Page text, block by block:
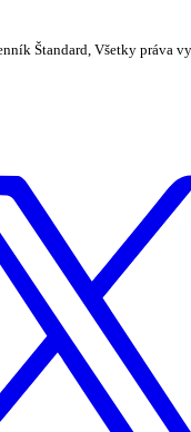
Štandard, Všetky práva